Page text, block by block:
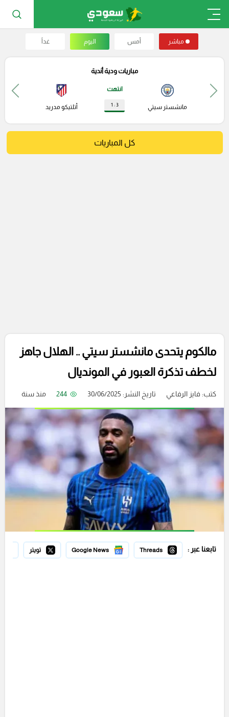
مباشر أمس اليوم غداً
مباريات ودية أندية
مانشستر سيتي
انتهت
3 : 1 أتلتيكو مدريد
كل المباريات
مالكوم يتحدى مانشستر سيتي .. الهلال جاهز
لخطف تذكرة العبور في المونديال
كتب: فايز الرفاعي تاريخ النشر: 30/06/2025 244 منذ سنة
تابعنا عبر : Threads
Google News تويتر